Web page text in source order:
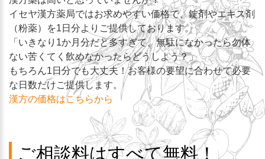
イセヤ漢方薬局ではお求めやすい価格で、錠剤やエキス剤
（粉薬）を1日分よりご提供しております。
「いきなり1か月分だと多すぎて、無駄になかったら勿体
ない苦くてく飲めなかったらどうしよう？」
もちろん1日分でも大丈夫！お客様の要望に合わせて必要
な日数だけご提供します。
漢方の価格はこちらから
ご相談料はすべて無料！